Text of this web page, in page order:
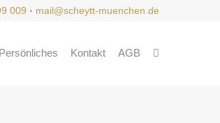
009 · mail@scheytt-muenchen.de
Persönliches Kontakt AGB